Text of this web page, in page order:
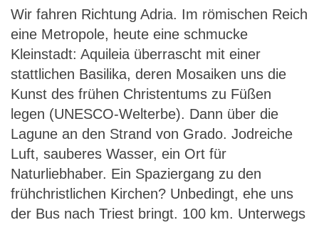
Wir fahren Richtung Adria. Im römischen Reich
eine Metropole, heute eine schmucke
Kleinstadt: Aquileia überrascht mit einer
stattlichen Basilika, deren Mosaiken uns die
Kunst des frühen Christentums zu Füßen
legen (UNESCO-Welterbe). Dann über die
Lagune an den Strand von Grado. Jodreiche
Luft, sauberes Wasser, ein Ort für
Naturliebhaber. Ein Spaziergang zu den
frühchristlichen Kirchen? Unbedingt, ehe uns
der Bus nach Triest bringt. 100 km. Unterwegs